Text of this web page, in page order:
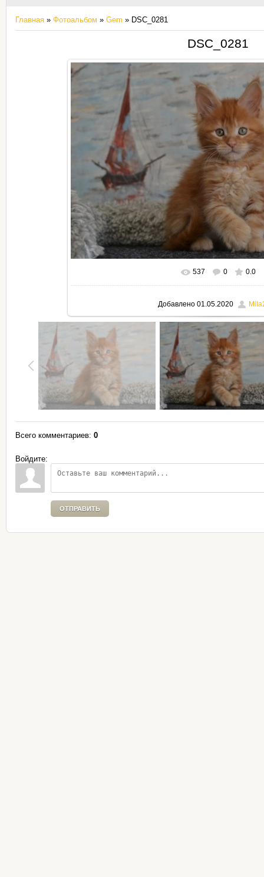
Главная » Фотоальбом » Gem » DSC_0281
DSC_0281
В реальном размере 795x530
537 0 0.0
Добавлено01.05.2020
Всего комментариев: 0
Войдите:
ОТПРАВИТЬ